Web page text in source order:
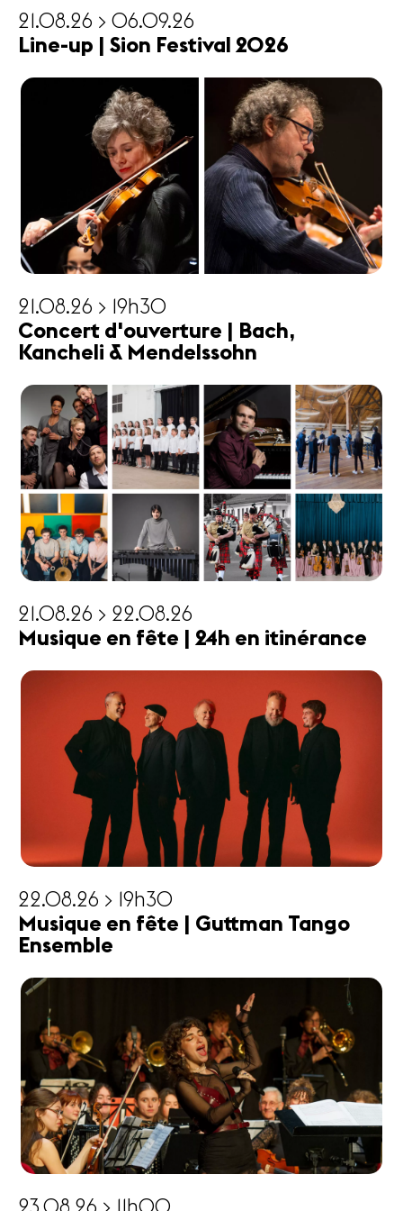
21.08.26 > 06.09.26
Line-up | Sion Festival 2026
21.08.26 > 19h30
Concert d'ouverture | Bach,
Kancheli & Mendelssohn
21.08.26 > 22.08.26
Musique en fête | 24h en itinérance
22.08.26 > 19h30
Musique en fête | Guttman Tango
Ensemble